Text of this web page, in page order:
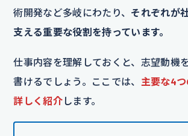
術開発など多岐にわたり、 それぞれが
支える重要な役割を持っています。
仕事内容を理解しておくと、志望動機
書けるでしょう。ここでは、 主要な4
詳しく紹介 します。